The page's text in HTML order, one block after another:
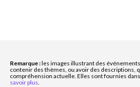
Remarque :les images illustrant des
contenir des thèmes, ou avoir des descriptions,
compréhension actuelle. Elles sont fournies
savoir plus.